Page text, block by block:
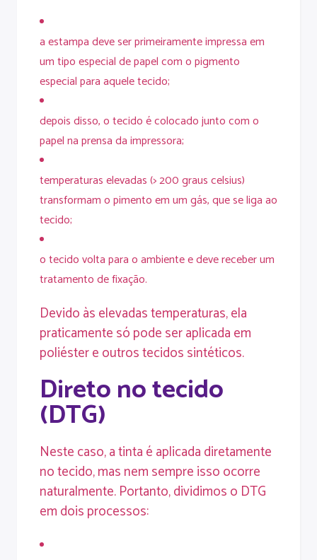
a estampa deve ser primeiramente impressa em
um tipo especial de papel com o pigmento
especial para aquele tecido;
depois disso, o tecido é colocado junto com o
papel na prensa da impressora;
temperaturas elevadas (> 200 graus celsius)
transformam o pimento em um gás, que se liga ao
tecido;
o tecido volta para o ambiente e deve receber um
tratamento de fixação.
Devido às elevadas temperaturas, ela
praticamente só pode ser aplicada em
poliéster e outros tecidos sintéticos.
Direto no tecido
(DTG)
Neste caso, a tinta é aplicada diretamente
no tecido, mas nem sempre isso ocorre
naturalmente. Portanto, dividimos o DTG
em dois processos: